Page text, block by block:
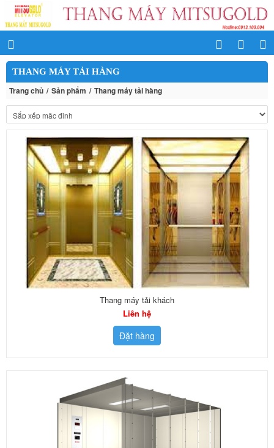
THANG MÁY TẢI HÀNG
Trang chủ Sản phẩm Thang máy tải hàng
Thang máy tải khách
Liên hệ
Đặt hàng